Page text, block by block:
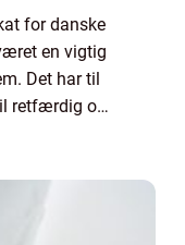
for danske
en vigtig
Det har til
retfærdig og